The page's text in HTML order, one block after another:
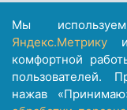
ул. Плехановская,
©АО ИК
1992 – 2026
Мы
Яндекс.Метрику и
комфортной
пользователей.
нажав